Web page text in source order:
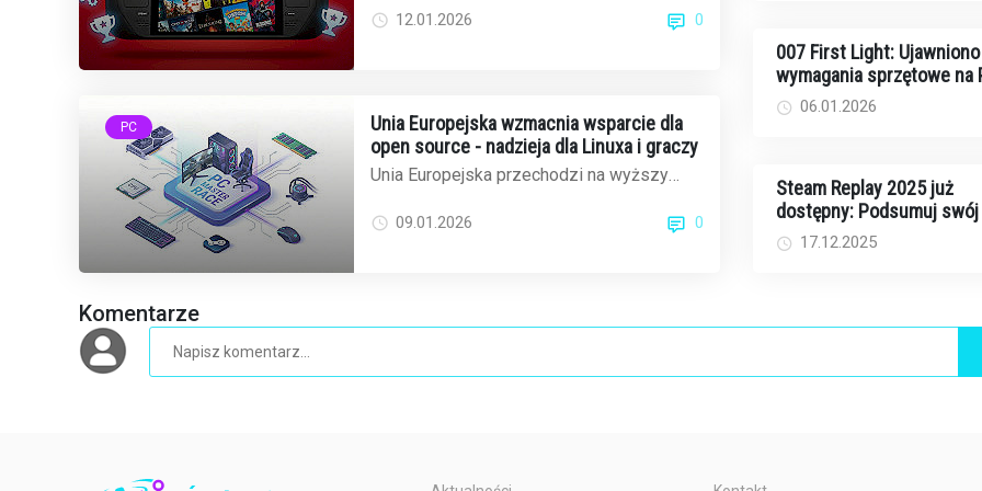
zanotowało nowy rekord...
12.01.2026 0
PC
Unia Europejska wzmacnia wsparcie dla
open source - nadzieja dla Linuxa i graczy
Unia Europejska przechodzi na wyższy
oprogramowania. Komisja Europejs...
09.01.2026 0
007 First Light: Ujawniono
wymagania sprzętowe na
niskie minimum, ale z
06.01.2026
Steam Replay 2025 już
dostępny: Podsumuj swój
grach na platformie Valve
17.12.2025
Komentarze